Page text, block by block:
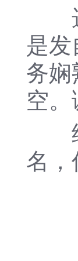
选
是
务娴
空
经
名，